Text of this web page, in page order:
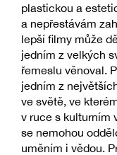
plastickou a
a nepřestávám
lepší filmy může
jedním z velkých
řemeslu věnoval.
jedním z
ve světě, ve
v ruce s kulturním
se nemohou
uměním i vědou.